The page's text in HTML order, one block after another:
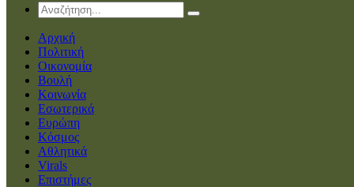
Αρχική
Πολιτική
Οικονομία
Βουλή
Κοινωνία
Εσωτερικά
Ευρώπη
Κόσμος
Αθλητικά
Virals
Επιστήμες